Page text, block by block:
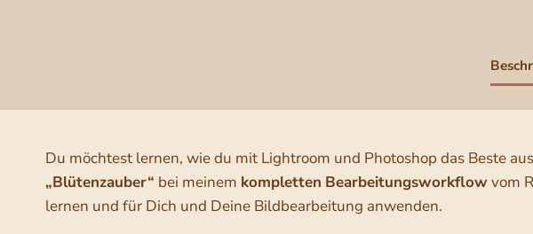
Du möchtest lernen, wie du mit Lightroom und Photoshop das Beste
„Blütenzauber“ bei meinem kompletten Bearbeitungsworkflow vom
lernen und für Dich und Deine Bildbearbeitung anwenden.